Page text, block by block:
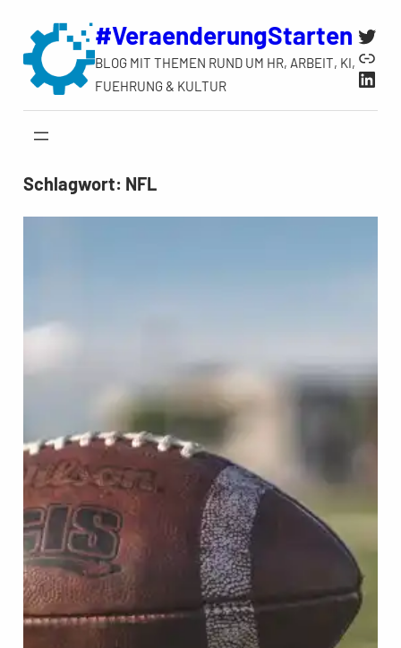
Inhalt
springen
#VeraenderungStarten
BLOG MIT THEMEN RUND UM HR, ARBEIT, KI,
FUEHRUNG & KULTUR
Link
Schlagwort: NFL